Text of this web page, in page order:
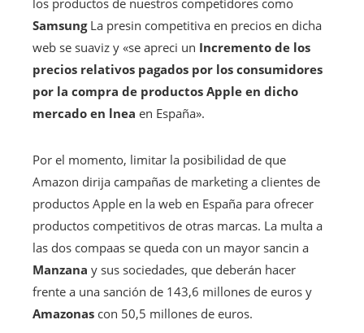
los productos de nuestros competidores como
SamsungLa presin competitiva en precios en dicha
web se suaviz y «se apreci un Incremento de los
precios relativos pagados por los consumidores
por la compra de productos Apple en dicho
mercado en lnea en España».
Por el momento, limitar la posibilidad de que
Amazon dirija campañas de marketing a clientes de
productos Apple en la web en España para ofrecer
productos competitivos de otras marcas. La multa a
las dos compaas se queda con un mayor sancin a
Manzana y sus sociedades, que deberán hacer
frente a una sanción de 143,6 millones de euros y
Amazonas con 50,5 millones de euros.